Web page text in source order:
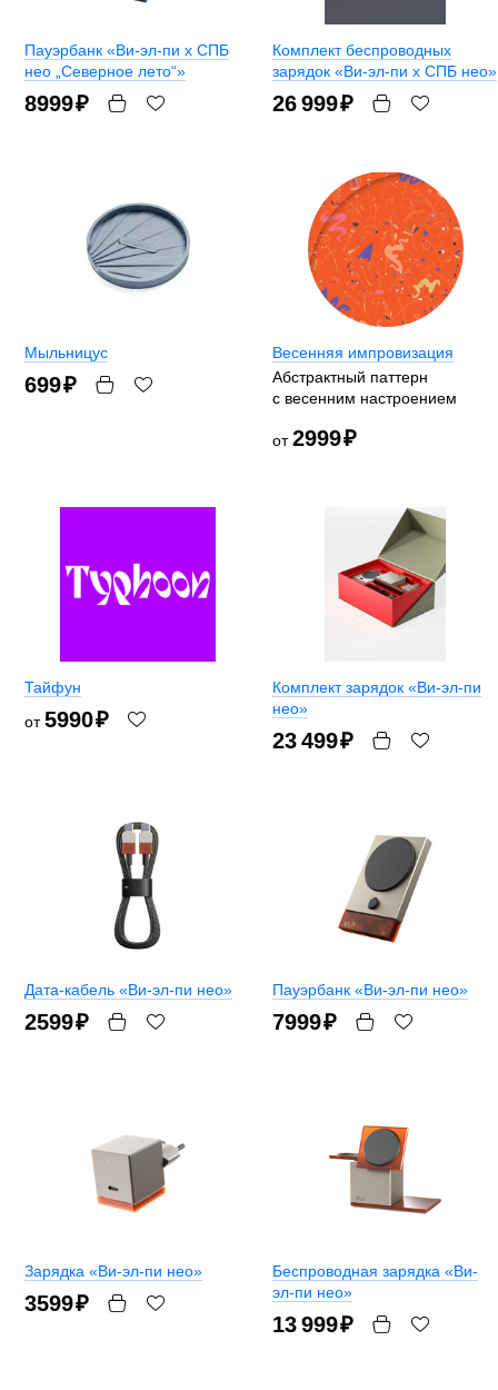
Пауэрбанк «Ви-эл-пи x СПБ
нео „Северное лето“»
8999₽
Комплект беспроводных
зарядок «Ви-эл-пи x СПБ нео»
26 999₽
Мыльницус
699₽
Весенняя импровизация
Абстрактный паттерн
с весенним настроением
от2999₽
Тайфун
от5990₽
Комплект зарядок «Ви-эл-пи
нео»
23 499₽
Дата-кабель «Ви-эл-пи нео»
2599₽
Пауэрбанк «Ви-эл-пи нео»
7999₽
Зарядка «Ви-эл-пи нео»
3599₽
Беспроводная зарядка «Ви-
эл-пи нео»
13 999₽